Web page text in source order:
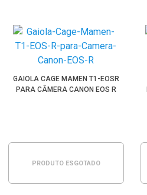
GAIOLA CAGE MAMEN T1-EOSR
PARA CÂMERA CANON EOS R
PRODUTO ESGOTADO